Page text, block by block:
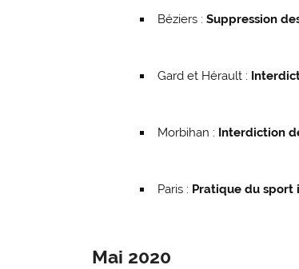
Béziers : Suppression
Gard et Hérault :
Morbihan : Interdiction
Paris : Pratique du sport
Mai 2020